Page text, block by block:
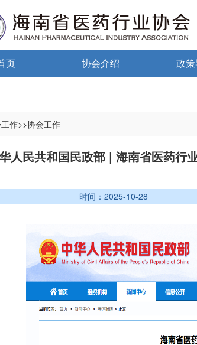
页 协会介绍
协会组织机构
登记信息
会费制度
协会章程
政
作>>协会工作
人民共和国民政部 | 海南省医药行
：2025-10-28